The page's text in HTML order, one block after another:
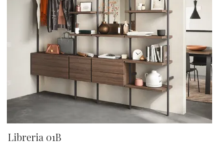
Libreria 01B